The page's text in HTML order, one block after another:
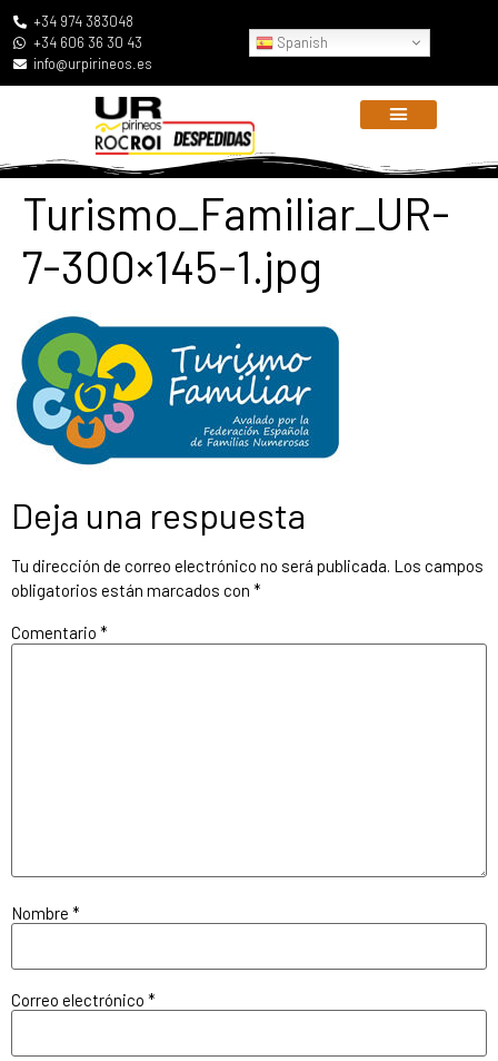
+34 974 383048
+34 606 36 30 43
info@urpirineos.es
Spanish
Turismo_Familiar_UR-
7-300×145-1.jpg
Deja una respuesta
Tu dirección de correo electrónico no será publicada. Los campos
obligatorios están marcados con *
Comentario *
Nombre *
Correo electrónico *